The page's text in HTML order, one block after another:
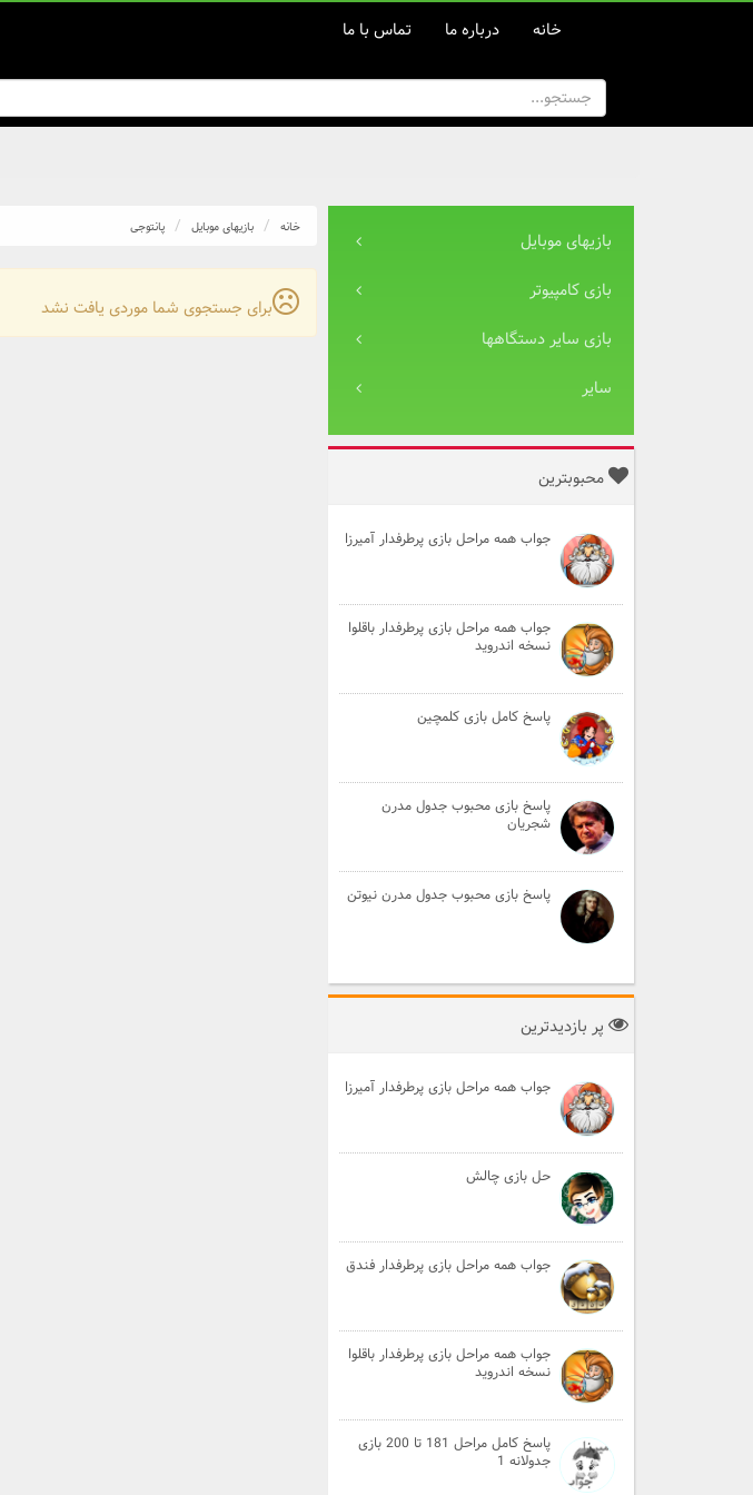
خانه درباره ما تماس با ما
بازیهای موبایل
بازی کامپیوتر
بازی سایر دستگاهها
سایر
محبوبترین
جواب همه مراحل بازی پرطرفدار آمیرزا
جواب همه مراحل بازی پرطرفدار باقلوا
نسخه اندروید
پاسخ کامل بازی کلمچین
پاسخ بازی محبوب جدول مدرن
شجریان
پاسخ بازی محبوب جدول مدرن نیوتن
پر بازدیدترین
جواب همه مراحل بازی پرطرفدار آمیرزا
حل بازی چالش
جواب همه مراحل بازی پرطرفدار فندق
جواب همه مراحل بازی پرطرفدار باقلوا
نسخه اندروید
پاسخ کامل مراحل 181 تا 200 بازی
جدولانه 1
خانه بازیهای موبایل پانتوجی
برای جستجوی شما موردی یافت نشد